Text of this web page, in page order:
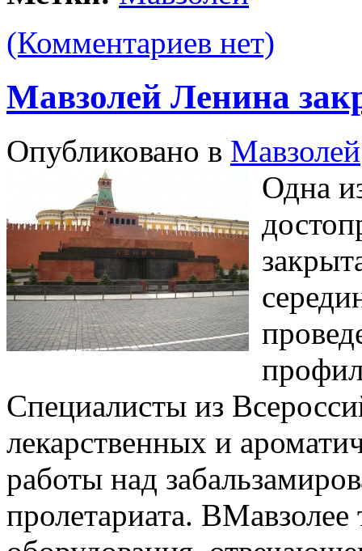
(Комментариев нет)
Мавзолей Ленина
Опубликовано в Мавзолей
Одна
Специалисты из
лекарcтвенных и
работы над
пролетариата.